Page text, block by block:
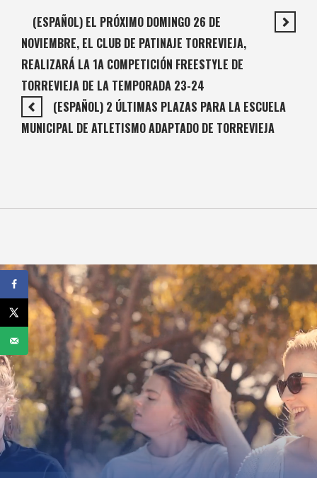
(ESPAÑOL) EL PRÓXIMO DOMINGO 26 DE
NOVIEMBRE, EL CLUB DE PATINAJE TORREVIEJA,
REALIZARÁ LA 1A COMPETICIÓN FREESTYLE DE
TORREVIEJA DE LA TEMPORADA 23-24
(ESPAÑOL) 2 ÚLTIMAS PLAZAS PARA LA ESCUELA
MUNICIPAL DE ATLETISMO ADAPTADO DE TORREVIEJA